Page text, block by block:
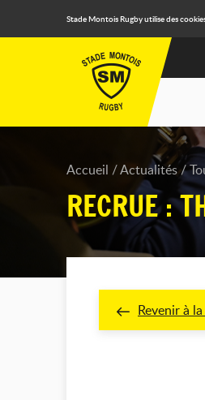
Stade Montois Rugby utilise des
Accueil Actualités
RECRUE :
Revenir à